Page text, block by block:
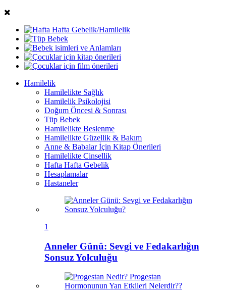
Hamilelik
Hamilelikte Sağlık
Hamilelik Psikolojisi
Doğum Öncesi & Sonrası
Tüp Bebek
Hamilelikte Beslenme
Hamilelikte Güzellik & Bakım
Anne & Babalar İçin Kitap Önerileri
Hamilelikte Cinsellik
Hafta Hafta Gebelik
Hesaplamalar
Hastaneler
1
Anneler Günü: Sevgi ve Fedakarlığın
Sonsuz Yolculuğu